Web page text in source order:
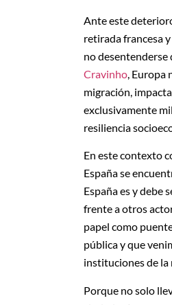
Ante este
retirada francesa
no desentenderse
Cravinho, Europa
migración,
exclusivamente
resiliencia
En este contexto
España se
España es y debe
frente a otros
papel como
pública y que
instituciones de la
Porque no solo